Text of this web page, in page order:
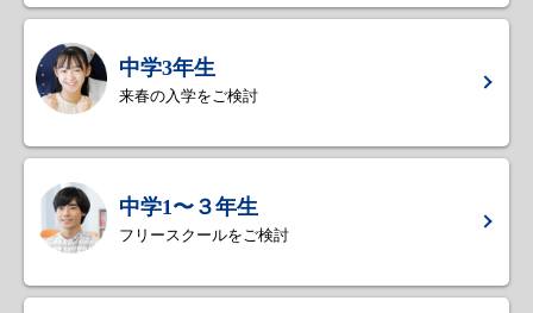
中学3年生
来春の入学をご検討
中学1〜３年生
フリースクールをご検討